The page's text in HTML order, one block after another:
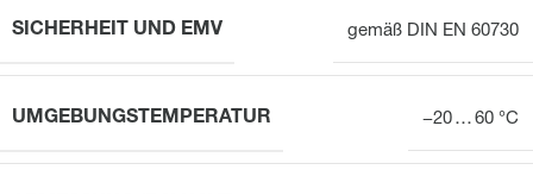
SICHERHEIT UND EMV gemäß DIN EN 60730
UMGEBUNGSTEMPERATUR −20 … 60 °C